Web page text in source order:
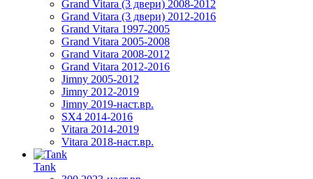
Grand Vitara (3 двери) 2008-2012
Grand Vitara (3 двери) 2012-2016
Grand Vitara 1997-2005
Grand Vitara 2005-2008
Grand Vitara 2008-2012
Grand Vitara 2012-2016
Jimny 2005-2012
Jimny 2012-2019
Jimny 2019-наст.вр.
SX4 2014-2016
Vitara 2014-2019
Vitara 2018-наст.вр.
Tank